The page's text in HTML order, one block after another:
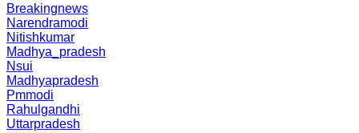
Breakingnews
Narendramodi
Nitishkumar
Madhya_pradesh
Nsui
Madhyapradesh
Pmmodi
Rahulgandhi
Uttarpradesh